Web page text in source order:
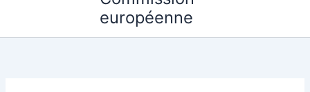
européenne